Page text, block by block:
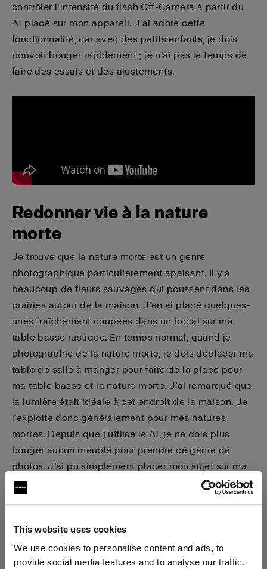
This website uses cookies
We use cookies to personalise content and ads, to
provide social media features and to analyse our traffic.
contrôler l’intensité du flash Off-Camera à partir du
A1 placé sur mon appareil. J’ai adoré cette
fonctionnalité, car avec des petits enfants, je dois
pouvoir bouger rapidement ; je n’ai pas le temps de
faire des essais et des ajustements.
Redonner vie à la nature
morte
Je trouve que la nature morte est un genre
photographique particulièrement apaisant. Il y a
beaucoup de fleurs sauvages qui poussent dans les
prairies autour de la maison. J’en ai placé quelques-
unes fraîchement coupées dans un bocal sur ma
table basse rustique. En temps normal, quand je
photographie de la nature morte, je dois déplacer ma
table de salle à manger pour faire de la place pour
ma table basse et la nature morte. J’ai remarqué que
la lumière était idéale à cet endroit de la maison. Je
l’exploite donc généralement pour mes natures
mortes. Depuis que j’utilise le A1, je ne dois plus
bouger aucun meuble pour prendre ce genre de
photos. J’ai pu simplement placer mon sujet sur ma
table basse dans le séjour, où j’ai beaucoup de place